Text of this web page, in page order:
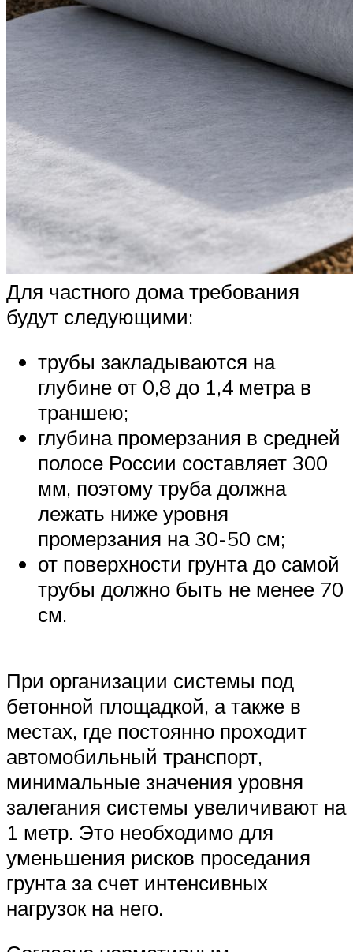
Для частного дома требования
будут следующими:
трубы закладываются на
глубине от 0,8 до 1,4 метра в
траншею;
глубина промерзания в средней
полосе России составляет 300
мм, поэтому труба должна
лежать ниже уровня
промерзания на 30-50 см;
от поверхности грунта до самой
трубы должно быть не менее 70
см.
При организации системы под
бетонной площадкой, а также в
местах, где постоянно проходит
автомобильный транспорт,
минимальные значения уровня
залегания системы увеличивают на
1 метр. Это необходимо для
уменьшения рисков проседания
грунта за счет интенсивных
нагрузок на него.